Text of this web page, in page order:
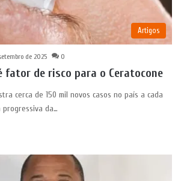
Artigos
de 2025 0
fator de risco para o Ceratocone
cerca de 150 mil novos casos no país a cada
progressiva da…